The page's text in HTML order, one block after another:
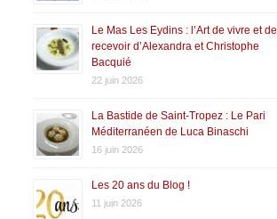
Le Mas Les Eydins : l’Art de vivre et de
recevoir d’Alexandra et Christophe
Bacquié
22 juin 2026
La Bastide de Saint-Tropez : Le Pari
Méditerranéen de Luca Binaschi
16 juin 2026
Les 20 ans du Blog !
11 juin 2026